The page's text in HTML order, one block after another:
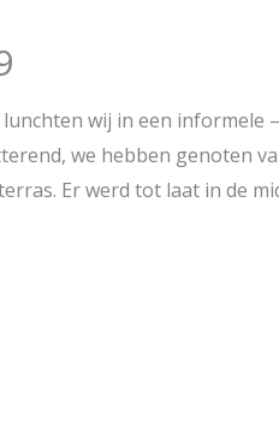
wij in een informele
we hebben genoten
Er werd tot laat in de